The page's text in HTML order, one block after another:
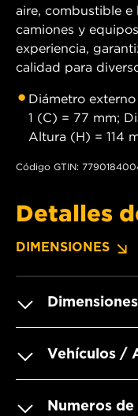
aire, combustible e
camiones y
experiencia,
calidad para
Diámetro
1 (C) = 77 mm;
Altura (H) = 114
Código GTIN:
Detalles
DIMENSIONES
Dimensiones
Vehículos /
Numeros